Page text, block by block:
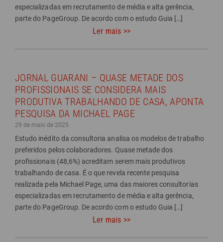
especializadas em recrutamento de média e alta gerência,
parte do PageGroup. De acordo com o estudo Guia […]
Ler mais >>
JORNAL GUARANI – QUASE METADE DOS
PROFISSIONAIS SE CONSIDERA MAIS
PRODUTIVA TRABALHANDO DE CASA, APONTA
PESQUISA DA MICHAEL PAGE
29 de maio de 2025
Estudo inédito da consultoria analisa os modelos de trabalho
preferidos pelos colaboradores. Quase metade dos
profissionais (48,6%) acreditam serem mais produtivos
trabalhando de casa. É o que revela recente pesquisa
realizada pela Michael Page, uma das maiores consultorias
especializadas em recrutamento de média e alta gerência,
parte do PageGroup. De acordo com o estudo Guia […]
Ler mais >>